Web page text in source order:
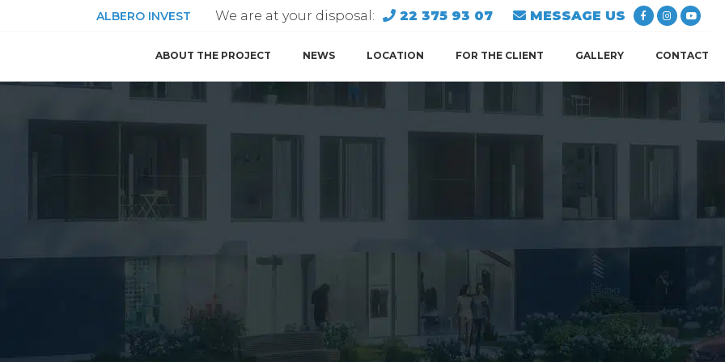
ALBERO INVEST We are at your disposal: 22 375 93 07 MESSAGE US
ABOUT THE PROJECT NEWS LOCATION FOR THE CLIENT GALLERY CONTACT